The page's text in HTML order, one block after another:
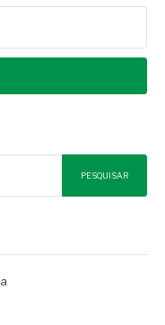
PESQUISAR